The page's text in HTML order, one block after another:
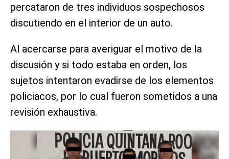
percataron de tres individuos sospechosos
discutiendo en el interior de un auto.
Al acercarse para averiguar el motivo de la
discusión y si todo estaba en orden, los
sujetos intentaron evadirse de los elementos
policiacos, por lo cual fueron sometidos a una
revisión exhaustiva.